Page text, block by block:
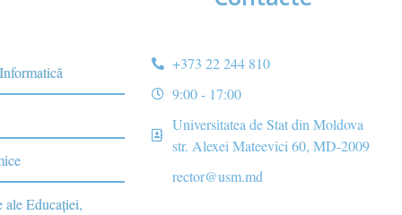
ale Educaţiei,
+373 22 244 810
9:00 - 17:00
Universitatea de Stat din Moldova
str. Alexei Mateevici 60, MD-2009
rector@usm.md